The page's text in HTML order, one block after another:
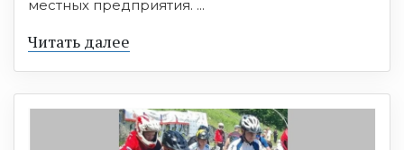
местных предприятия. ...
Читать далее